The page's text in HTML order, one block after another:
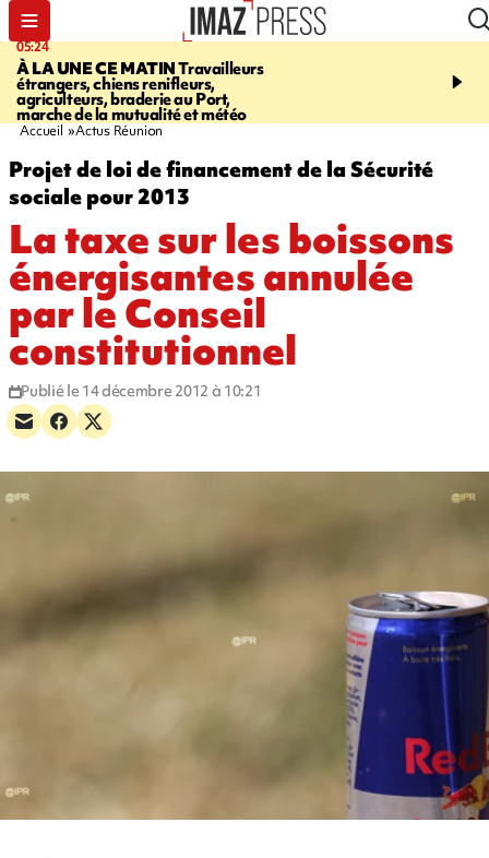
05:24
À LA UNE CE MATINTravailleurs
étrangers, chiens renifleurs,
agriculteurs, braderie au Port,
marche de la mutualité et météo
07:05
mobilisés pour traquer
Accueil Actus Réunion
Projet de loi de financement de la Sécurité
sociale pour 2013
La taxe sur les boissons
énergisantes annulée
par le Conseil
constitutionnel
Publié le 14 décembre 2012 à 10:21